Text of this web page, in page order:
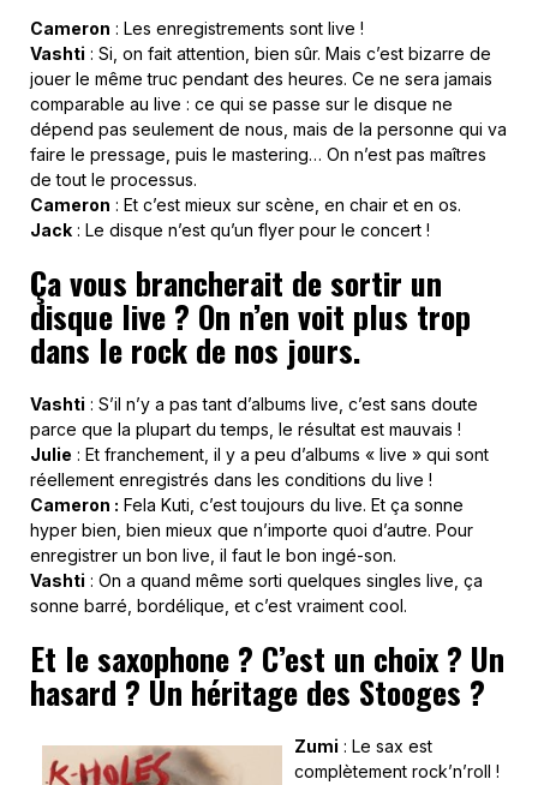
Cameron : Les enregistrements sont live !
Vashti : Si, on fait attention, bien sûr. Mais c’est bizarre de
jouer le même truc pendant des heures. Ce ne sera jamais
comparable au live : ce qui se passe sur le disque ne
dépend pas seulement de nous, mais de la personne qui va
faire le pressage, puis le mastering… On n’est pas maîtres
de tout le processus.
Cameron : Et c’est mieux sur scène, en chair et en os.
Jack : Le disque n’est qu’un flyer pour le concert !
Ça vous brancherait de sortir un
disque live ? On n’en voit plus trop
dans le rock de nos jours.
Vashti : S’il n’y a pas tant d’albums live, c’est sans doute
parce que la plupart du temps, le résultat est mauvais !
Julie : Et franchement, il y a peu d’albums « live » qui sont
réellement enregistrés dans les conditions du live !
Cameron : Fela Kuti, c’est toujours du live. Et ça sonne
hyper bien, bien mieux que n’importe quoi d’autre. Pour
enregistrer un bon live, il faut le bon ingé-son.
Vashti : On a quand même sorti quelques singles live, ça
sonne barré, bordélique, et c’est vraiment cool.
Et le saxophone ? C’est un choix ? Un
hasard ? Un héritage des Stooges ?
Zumi : Le sax est
complètement rock’n’roll !